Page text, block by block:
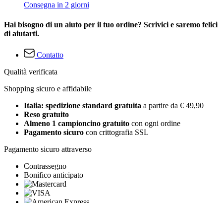
Consegna in 2 giorni
Hai bisogno di un aiuto per il tuo ordine? Scrivici e saremo felici
di aiutarti.
Contatto
Qualità verificata
Shopping sicuro e affidabile
Italia: spedizione standard gratuita a partire da € 49,90
Reso gratuito
Almeno 1 campioncino gratuito con ogni ordine
Pagamento sicuro con crittografia SSL
Pagamento sicuro attraverso
Contrassegno
Bonifico anticipato